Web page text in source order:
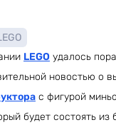
LEGO удалось
новостью о
с фигурой
будет состоять из